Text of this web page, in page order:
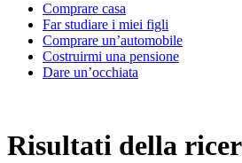
Comprare casa
Far studiare i miei figli
Comprare un’automobile
Costruirmi una pensione
Dare un’occhiata
Risultati della